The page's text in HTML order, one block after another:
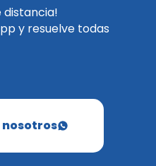
distancia!
y resuelve todas